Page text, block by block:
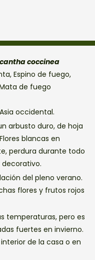
coccinea
Espino de fuego,
de fuego
occidental.
arbusto duro, de hoja
blancas en
perdura durante todo
decorativo.
del pleno verano.
flores y frutos rojos
temperaturas, pero es
fuertes en invierno.
de la casa o en